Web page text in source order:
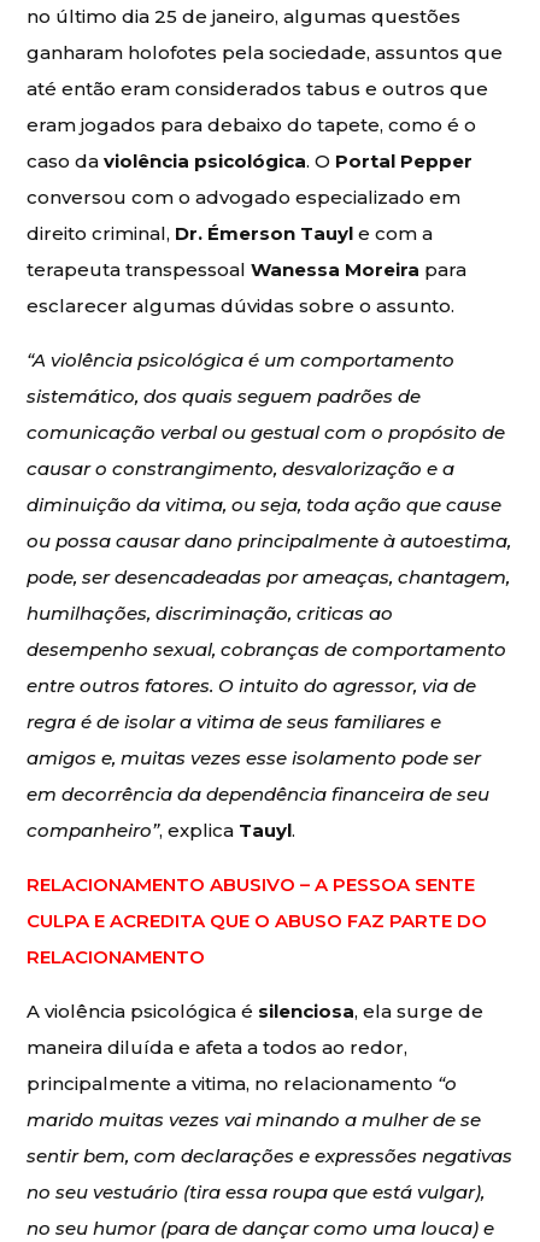
no último dia 25 de janeiro, algumas questões
ganharam holofotes pela sociedade, assuntos que
até então eram considerados tabus e outros que
eram jogados para debaixo do tapete, como é o
caso daviolência psicológica. O Portal Pepper
conversou com o advogado especializado em
direito criminal, Dr. Émerson Tauyl e com a
terapeuta transpessoalWanessa Moreira para
esclarecer algumas dúvidas sobre o assunto.
“A violência psicológica é um comportamento
sistemático, dos quais seguem padrões de
comunicação verbal ou gestual com o propósito de
causar o constrangimento, desvalorização e a
diminuição da vitima, ou seja, toda ação que cause
ou possa causar dano principalmente à autoestima,
pode, ser desencadeadas por ameaças, chantagem,
humilhações, discriminação, criticas ao
desempenho sexual, cobranças de comportamento
entre outros fatores. O intuito do agressor, via de
regra é de isolar a vitima de seus familiares e
amigos e, muitas vezes esse isolamento pode ser
em decorrência da dependência financeira de seu
companheiro”, explica Tauyl.
RELACIONAMENTO ABUSIVO – A PESSOA SENTE
CULPA E ACREDITA QUE O ABUSO FAZ PARTE DO
RELACIONAMENTO
A violência psicológica é silenciosa, ela surge de
maneira diluída e afeta a todos ao redor,
principalmente a vitima, no relacionamento “o
marido muitas vezes vai minando a mulher de se
sentir bem, com declarações e expressões negativas
no seu vestuário (tira essa roupa que está vulgar),
no seu humor (para de dançar como uma louca) e